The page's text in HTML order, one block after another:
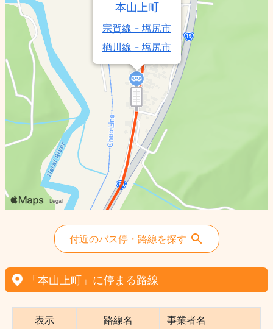
本山上町
宗賀線 - 塩尻市
楢川線 - 塩尻市
付近のバス停・路線を探す
「本山上町」に停まる路線
表示 路線名 事業者名